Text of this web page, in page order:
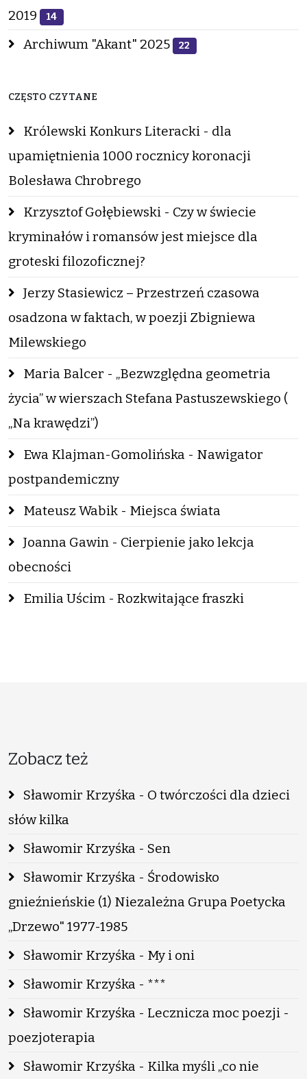
2019 14
Archiwum "Akant" 2025 22
CZĘSTO CZYTANE
Królewski Konkurs Literacki - dla
upamiętnienia 1000 rocznicy koronacji
Bolesława Chrobrego
Krzysztof Gołębiewski - Czy w świecie
kryminałów i romansów jest miejsce dla
groteski filozoficznej?
Jerzy Stasiewicz – Przestrzeń czasowa
osadzona w faktach, w poezji Zbigniewa
Milewskiego
Maria Balcer - „Bezwzględna geometria
życia” w wierszach Stefana Pastuszewskiego (
„Na krawędzi”)
Ewa Klajman-Gomolińska - Nawigator
postpandemiczny
Mateusz Wabik - Miejsca świata
Joanna Gawin - Cierpienie jako lekcja
obecności
Emilia Uścim - Rozkwitające fraszki
Zobacz też
Sławomir Krzyśka - O twórczości dla dzieci
słów kilka
Sławomir Krzyśka - Sen
Sławomir Krzyśka - Środowisko
gnieźnieńskie (1) Niezależna Grupa Poetycka
„Drzewo" 1977-1985
Sławomir Krzyśka - My i oni
Sławomir Krzyśka - ***
Sławomir Krzyśka - Lecznicza moc poezji -
poezjoterapia
Sławomir Krzyśka - Kilka myśli „co nie